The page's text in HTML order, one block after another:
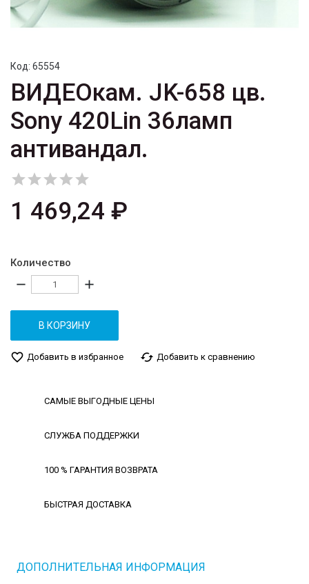
Код: 65554
ВИДЕОкам. JK-658 цв.
Sony 420Lin 36ламп
антивандал.

1 469,24 ₽
Количество
remove add
В КОРЗИНУ
favorite_border Добавить в избранное cached Добавить к сравнению
САМЫЕ ВЫГОДНЫЕ ЦЕНЫ
СЛУЖБА ПОДДЕРЖКИ
100 % ГАРАНТИЯ ВОЗВРАТА
БЫСТРАЯ ДОСТАВКА
ДОПОЛНИТЕЛЬНАЯ ИНФОРМАЦИЯ